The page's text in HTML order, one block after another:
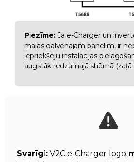
Piezīme: Ja e-Charger un
mājas galvenajam panelim, ir
iepriekšēju instalācijas
augstāk redzamajā shēmā (zaļā
Svarīgi: V2C e-Charger logo